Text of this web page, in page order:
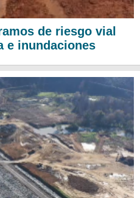
de riesgo vial
e inundaciones